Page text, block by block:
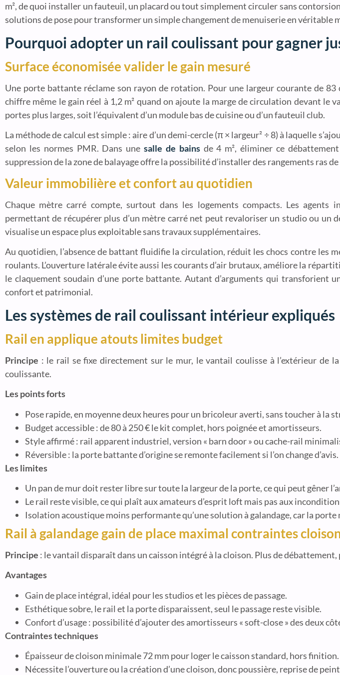
m², de quoi installer un fauteuil, un placard ou tout simplement circuler sans
solutions de pose pour transformer un simple changement de menuiserie en véritable
Pourquoi adopter un rail coulissant pour gagner
Surface économisée valider le gain mesuré
Une porte battante réclame son rayon de rotation. Pour une largeur courante de 83
chiffre même le gain réel à 1,2 m² quand on ajoute la marge de circulation devant le
portes plus larges, soit l’équivalent d’un module bas de cuisine ou d’un fauteuil club.
La méthode de calcul est simple : aire d’un demi-cercle (π × largeur² ÷ 8) à laquelle
selon les normes PMR. Dans unesalle de bainsde 4 m², éliminer ce
suppression de la zone de balayage offre la possibilité d’installer des rangements ras
Valeur immobilière et confort au quotidien
Chaque mètre carré compte, surtout dans les logements compacts. Les agents
permettant de récupérer plus d’un mètre carré net peut revaloriser un studio ou un
visualise un espace plus exploitable sans travaux supplémentaires.
Au quotidien, l’absence de battant fluidifie la circulation, réduit les chocs contre les
roulants. L’ouverture latérale évite aussi les courants d’air brutaux, améliore la
le claquement soudain d’une porte battante. Autant d’arguments qui transforient
confort et patrimonial.
Les systèmes de rail coulissant intérieur expliqués
Rail en applique atouts limites budget
Principe : le rail se fixe directement sur le mur, le vantail coulisse à l’extérieur de
coulissante.
Les points forts
Pose rapide, en moyenne deux heures pour un bricoleur averti, sans toucher à la
Budget accessible : de 80 à 250 € le kit complet, hors poignée et amortisseurs.
Style affirmé : rail apparent industriel, version « barn door » ou cache-rail
Réversible : la porte battante d’origine se remonte facilement si l’on change d’avis.
Les limites
Un pan de mur doit rester libre sur toute la largeur de la porte, ce qui peut gêner
Le rail reste visible, ce qui plaît aux amateurs d’esprit loft mais pas aux
Isolation acoustique moins performante qu’une solution à galandage, car la porte
Rail à galandage gain de place maximal contraintes
Principe : le vantail disparaît dans un caisson intégré à la cloison. Plus de
Avantages
Gain de place intégral, idéal pour les studios et les pièces de passage.
Esthétique sobre, le rail et la porte disparaissent, seul le passage reste visible.
Confort d’usage : possibilité d’ajouter des amortisseurs « soft-close » des deux
Contraintes techniques
Épaisseur de cloison minimale 72 mm pour loger le caisson standard, hors finition.
Nécessite l’ouverture ou la création d’une cloison, donc poussière, reprise de